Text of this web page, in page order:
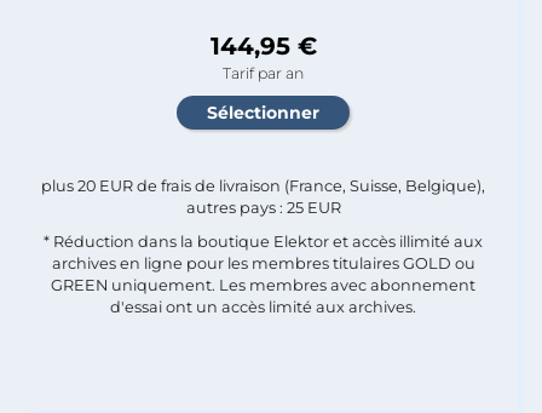
144,95 €
Tarif par an
plus 20 EUR de frais de livraison (France, Suisse, Belgique),
autres pays : 25 EUR
* Réduction dans la boutique Elektor et accès illimité aux
archives en ligne pour les membres titulaires GOLD ou
GREEN uniquement. Les membres avec abonnement
d'essai ont un accès limité aux archives.